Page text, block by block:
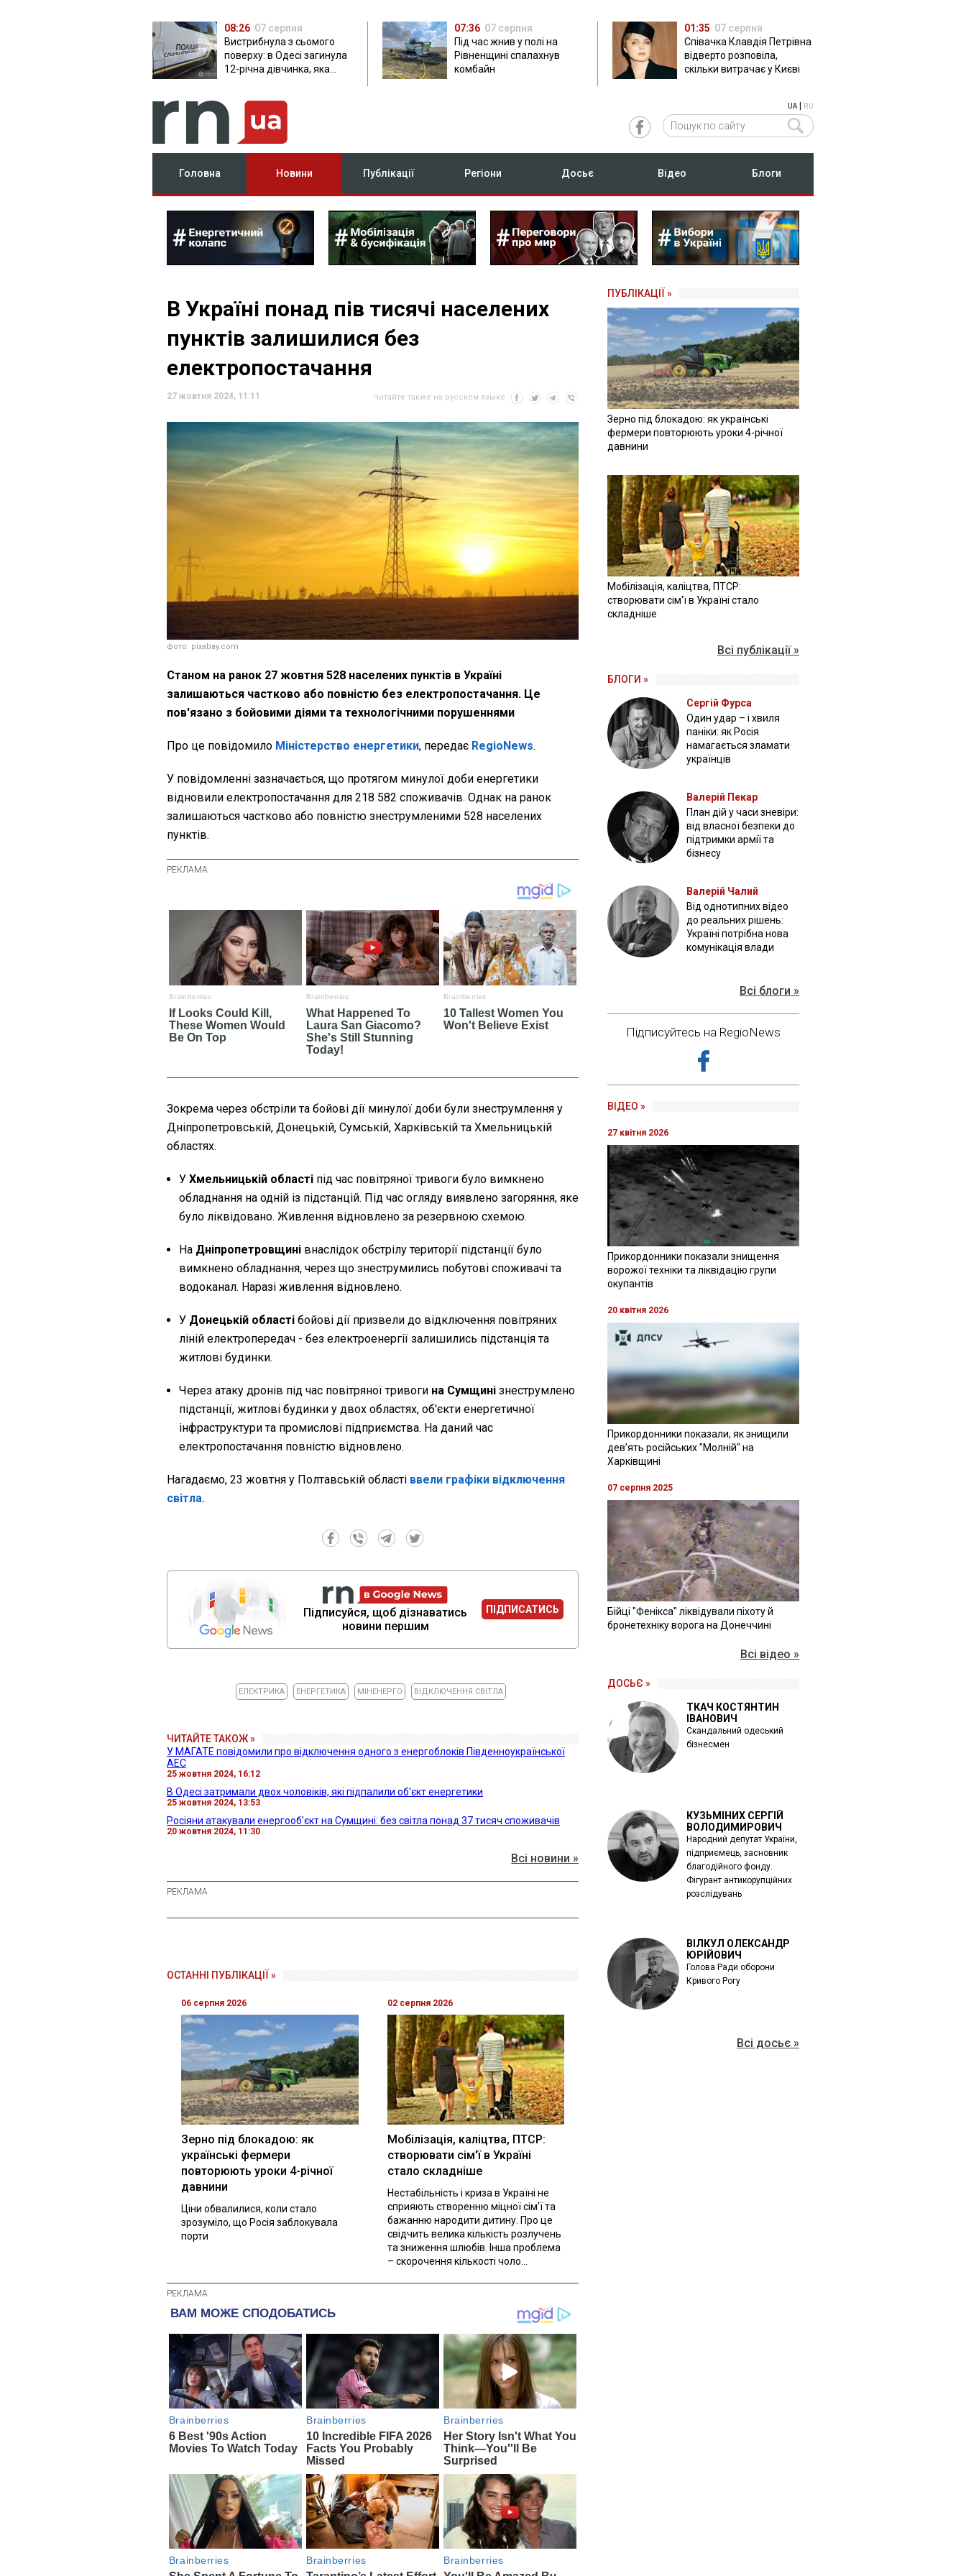
08:26 07 серпня
Вистрибнула з сьомого
поверху: в Одесі загинула
12-річна дівчинка, яка
07:36 07 серпня
Під час жнив у полі на
Рівненщині спалахнув
комбайн
01:35 07 серпня
Співачка Клавдія Петрівна
відверто розповіла,
скільки витрачає у Києві
UA| RU
Головна Новини Публікації Регіони Досьє Відео Блоги
В Україні понад пів тисячі населених
пунктів залишилися без
електропостачання
27 жовтня 2024, 11:11 Читайте также на русском языке
фото: pixabay.com
Станом на ранок 27 жовтня 528 населених пунктів в Україні
залишаються частково або повністю без електропостачання. Це
пов'язано з бойовими діями та технологічними порушеннями
Про це повідомило Міністерство енергетики, передає RegioNews.
У повідомленні зазначається, що протягом минулої доби енергетики
відновили електропостачання для 218 582 споживачів. Однак на ранок
залишаються частково або повністю знеструмленими 528 населених
пунктів.
Зокрема через обстріли та бойові дії минулої доби були знеструмлення у
Дніпропетровській, Донецькій, Сумській, Харківській та Хмельницькій
областях.
У Хмельницькій області під час повітряної тривоги було вимкнено
обладнання на одній із підстанцій. Під час огляду виявлено загоряння, яке
було ліквідовано. Живлення відновлено за резервною схемою.
На Дніпропетровщині внаслідок обстрілу території підстанції було
вимкнено обладнання, через що знеструмились побутові споживачі та
водоканал. Наразі живлення відновлено.
У Донецькій області бойові дії призвели до відключення повітряних
ліній електропередач - без електроенергії залишились підстанція та
житлові будинки.
Через атаку дронів під час повітряної тривоги на Сумщині знеструмлено
підстанції, житлові будинки у двох областях, об'єкти енергетичної
інфраструктури та промислові підприємства. На даний час
електропостачання повністю відновлено.
Нагадаємо, 23 жовтня у Полтавській області ввели графіки відключення
світла.
Підписуйся, щоб дізнаватись
новини першим
ПІДПИСАТИСЬ
ЕЛЕКТРИКА ЕНЕРГЕТИКА МІНЕНЕРГО ВІДКЛЮЧЕННЯ СВІТЛА
ЧИТАЙТЕ ТАКОЖ »
У МАГАТЕ повідомили про відключення одного з енергоблоків Південноукраїнської
АЕС
25 жовтня 2024, 16:12
В Одесі затримали двох чоловіків, які підпалили об'єкт енергетики
25 жовтня 2024, 13:53
Росіяни атакували енергооб'єкт на Сумщині: без світла понад 37 тисяч споживачів
20 жовтня 2024, 11:30
Всі новини »
ОСТАННІ ПУБЛІКАЦІЇ »
06 серпня 2026
Зерно під блокадою: як
українські фермери
повторюють уроки 4-річної
давнини
Ціни обвалилися, коли стало
зрозуміло, що Росія заблокувала
порти
02 серпня 2026
Мобілізація, каліцтва, ПТСР:
створювати сім'ї в Україні
стало складніше
Нестабільність і криза в Україні не
сприяють створенню міцної сім'ї та
бажанню народити дитину. Про це
свідчить велика кількість розлучень
та зниження шлюбів. Інша проблема
– скорочення кількості чоло...
ПУБЛІКАЦІЇ »
Зерно під блокадою: як українські
фермери повторюють уроки 4-річної
давнини
Мобілізація, каліцтва, ПТСР:
створювати сім'ї в Україні стало
складніше
Всі публікації »
БЛОГИ »
Сергій Фурса
Один удар – і хвиля
паніки: як Росія
намагається зламати
українців
Валерій Пекар
План дій у часи зневіри:
від власної безпеки до
підтримки армії та
бізнесу
Валерій Чалий
Від однотипних відео
до реальних рішень:
Україні потрібна нова
комунікація влади
Всі блоги »
Підписуйтесь на RegioNews
ВІДЕО »
27 квітня 2026
Прикордонники показали знищення
ворожої техніки та ліквідацію групи
окупантів
20 квітня 2026
Прикордонники показали, як знищили
девʼять російських "Молній" на
Харківщині
07 серпня 2025
Бійці "Фенікса" ліквідували піхоту й
бронетехніку ворога на Донеччині
Всі відео »
ДОСЬЄ »
ТКАЧ КОСТЯНТИН
ІВАНОВИЧ
Скандальний одеський
бізнесмен
КУЗЬМІНИХ СЕРГІЙ
ВОЛОДИМИРОВИЧ
Народний депутат України,
підприємець, засновник
благодійного фонду.
Фігурант антикорупційних
розслідувань
ВІЛКУЛ ОЛЕКСАНДР
ЮРІЙОВИЧ
Голова Ради оборони
Кривого Рогу
Всі досьє »